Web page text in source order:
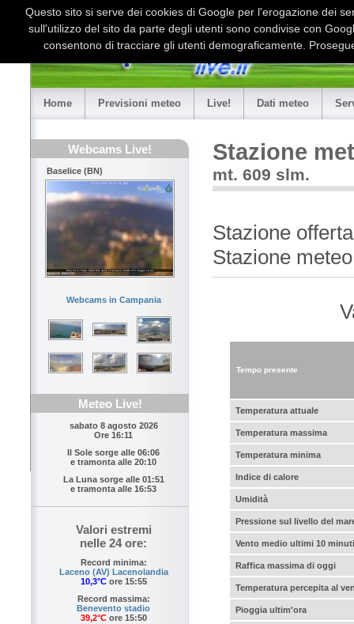
Home Previsioni meteo Live! Dati meteo
Webcams Live!
Baselice (BN)
Webcams in Campania
Meteo Live!
sabato 8 agosto 2026
Ore 16:11
Il Sole sorge alle 06:06
e tramonta alle 20:10
La Luna sorge alle 01:51
e tramonta alle 16:53
Valori estremi
nelle 24 ore:
Record minima:
Laceno (AV) Lacenolandia
10,3°Core 15:55
Record massima:
Benevento stadio
39,2°Core 15:50
Stazione
mt. 609 slm.
Stazione
Stazione
Tempo presente
Temperatura attuale
Temperatura massima
Temperatura minima
Indice di calore
Umidità
Pressione sul livello del
Vento medio ultimi 10 minuti
Raffica massima di oggi
Temperatura percepita al
Pioggia ultim'ora
Questo sito si serve dei cookies di Google per l'erogazione dei
sull'utilizzo del sito da parte degli utenti sono condivise con
consentono di tracciare gli utenti demograficamente.